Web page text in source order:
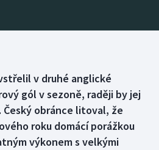
v druhé anglické
gól v sezoně, raději by jej
Český obránce litoval, že
roku domácí porážkou
výkonem s velkými